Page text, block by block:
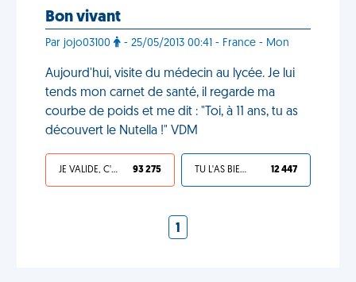
Bon vivant
Par jojo03100 - 25/05/2013 00:41 - France - Mon
Aujourd'hui, visite du médecin au lycée. Je lui
tends mon carnet de santé, il regarde ma
courbe de poids et me dit : "Toi, à 11 ans, tu as
découvert le Nutella !" VDM
JE VALIDE, C'EST UNE VDM 93 275 TU L'AS BIEN MÉRITÉ 12 447
1